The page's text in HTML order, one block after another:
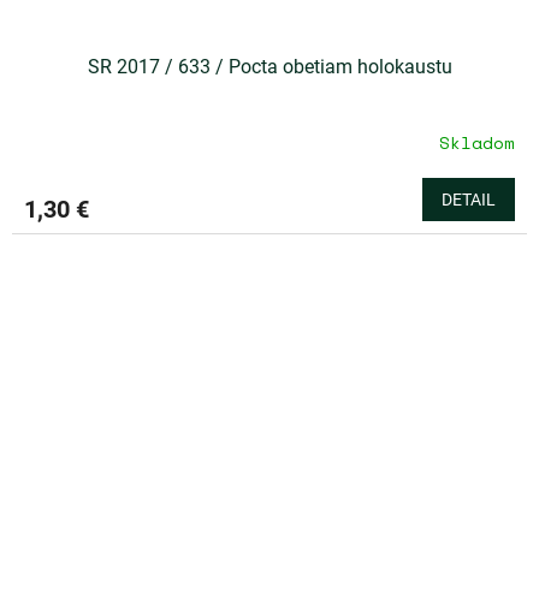
SR 2017 / 633 / Pocta obetiam holokaustu
Skladom
1,30 € DETAIL